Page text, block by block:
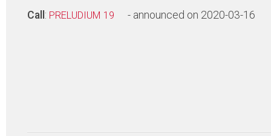
Call : PRELUDIUM 19 - announced on 2020-03-16